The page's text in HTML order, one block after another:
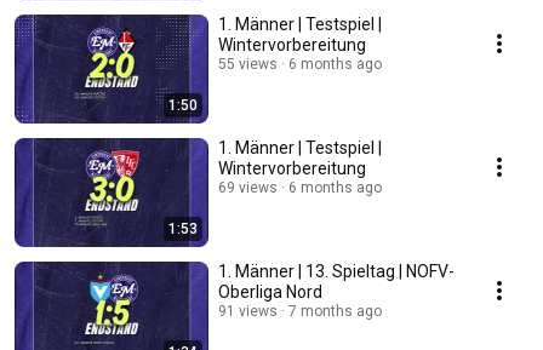
1:50
1. Männer | Testspiel |
Wintervorbereitung
55 views 6 months ago
1:53
1. Männer | Testspiel |
Wintervorbereitung
69 views 6 months ago
1. Männer | 13. Spieltag | NOFV-
Oberliga Nord
91 views 7 months ago